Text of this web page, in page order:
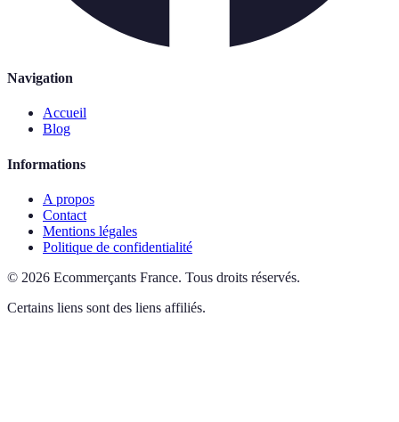
Navigation
Accueil
Blog
Informations
A propos
Contact
Mentions légales
Politique de confidentialité
© 2026 Ecommerçants France. Tous droits réservés.
Certains liens sont des liens affiliés.